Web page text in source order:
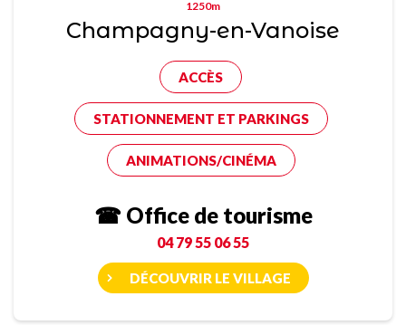
1250m
Champagny-en-Vanoise
ACCÈS
STATIONNEMENT ET PARKINGS
ANIMATIONS/CINÉMA
☎ Office de tourisme
04 79 55 06 55
DÉCOUVRIR LE VILLAGE